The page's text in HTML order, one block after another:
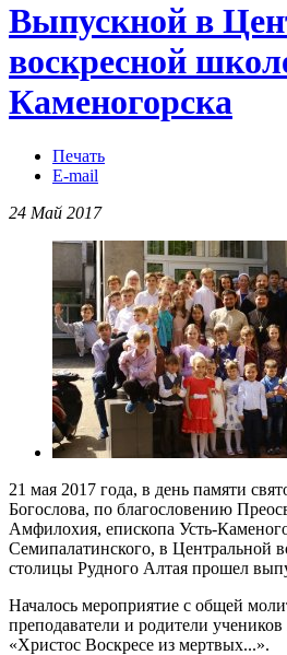
Выпускной в
воскресной
Каменогорска
Печать
E-mail
24 Май 2017
21 мая 2017 года, в день памяти
Богослова, по благословению
Амфилохия, епископа Усть-
Семипалатинского, в Центральной
столицы Рудного Алтая прошел
Началось мероприятие с общей
преподаватели и родители
«Христос Воскресе из мертвых...».